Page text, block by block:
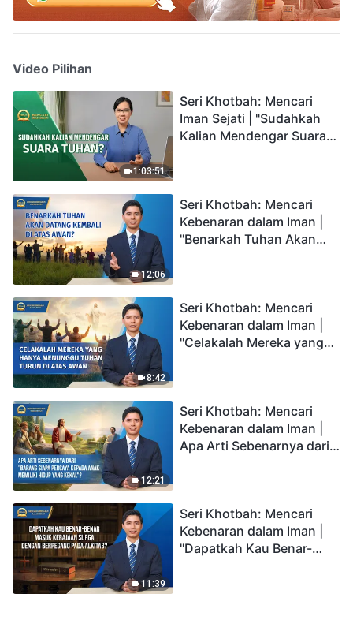
Video Pilihan
1:03:51
Seri Khotbah: Mencari
Iman Sejati | "Sudahkah
Kalian Mendengar Suara
12:06
Seri Khotbah: Mencari
Kebenaran dalam Iman |
"Benarkah Tuhan Akan
8:42
Seri Khotbah: Mencari
Kebenaran dalam Iman |
"Celakalah Mereka yang
12:21
Seri Khotbah: Mencari
Kebenaran dalam Iman |
Apa Arti Sebenarnya dari
11:39
Seri Khotbah: Mencari
Kebenaran dalam Iman |
"Dapatkah Kau Benar-